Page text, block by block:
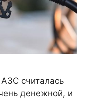
считалась
денежной, и